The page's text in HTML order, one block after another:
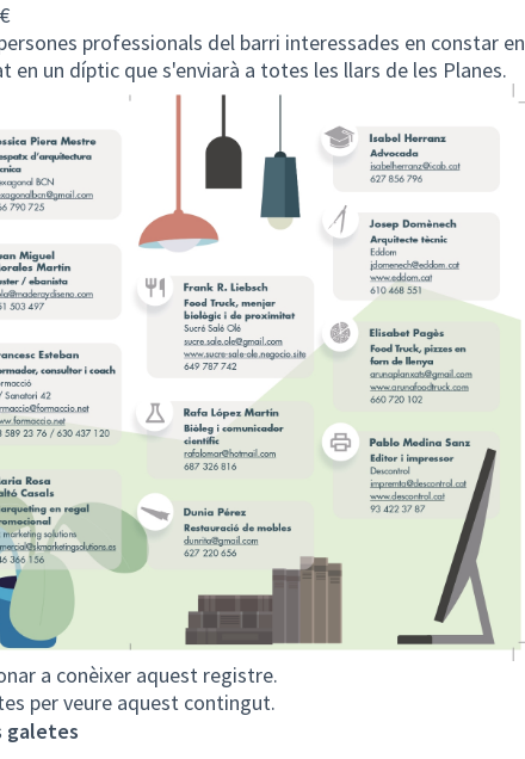
professionals del barri interessades en constar en
en un díptic que s'enviarà a totes les llars de les Planes.
a conèixer aquest registre.
per veure aquest contingut.
galetes